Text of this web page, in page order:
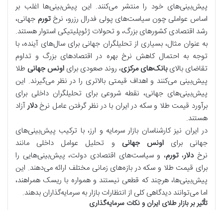
پیش‌بینی‌های خود را منتشر می‌کنند. این پیش‌بینی‌ها اغلب بر
اساس عواملی چون سیاست‌های پولی فدرال رزرو، نرخ تورم جهانی،
رشد اقتصادی کشورهای بزرگ، و تحولات ژئوپلیتیکی استوار هستند.
به عنوان مثال، بسیاری از تحلیلگران جهانی برای سال‌های آینده، با
توجه به احتمال کاهش نرخ بهره در اقتصادهای بزرگ و تداوم
تقاضای بالای بانک‌های مرکزی، روند صعودی برای اونس جهانی طلا
پیش‌بینی می‌کنند و اهداف قیمتی بالاتری را در نظر می‌گیرند. این
پیش‌بینی‌های جهانی، نقطه شروعی برای تحلیلگران داخلی برای
برآورد قیمت طلا و سکه در ایران با در نظر گرفتن عامل نرخ دلار آزاد
هستند.
در ایران نیز کارشناسان بازار سرمایه و ارز، با ترکیب پیش‌بینی‌های
جهانی برای
اونس جهانی
و تحلیل عوامل داخلی مانند
نرخ دلار، تورم، و سیاست‌های اقتصادی دولت، پیش‌بینی‌هایی را
برای قیمت طلا و سکه در بازه‌های زمانی مختلف ارائه می‌دهند. این
پیش‌بینی‌ها، هرچند که قطعی نیستند و همواره با ریسک همراهند،
اما می‌توانند دیدگاهی کلی از انتظارات بازار به سرمایه‌گذاران بدهند.
تأثیر بر بازار طلای ایران و نکات سرمایه‌گذاری